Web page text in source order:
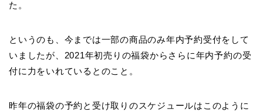
た。
というのも、今までは一部の商品のみ年内予約受付をして
いましたが、2021年初売りの福袋からさらに年内予約の受
付に力をいれているとのこと。
昨年の福袋の予約と受け取りのスケジュールはこのように